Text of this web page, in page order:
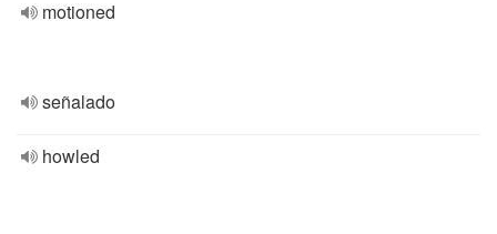
motioned
señalado
howled